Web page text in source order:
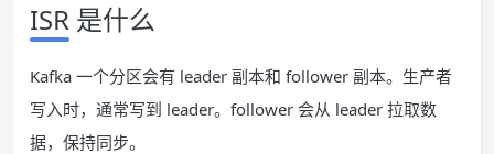
ISR 是什么
Kafka 一个分区会有 leader 副本和 follower 副本。生产者
写入时，通常写到 leader。follower 会从 leader 拉取数
据，保持同步。